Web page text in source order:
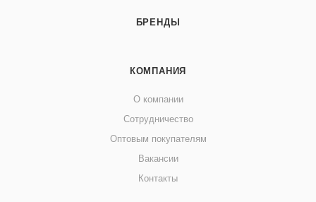
БРЕНДЫ
КОМПАНИЯ
О компании
Сотрудничество
Оптовым покупателям
Вакансии
Контакты